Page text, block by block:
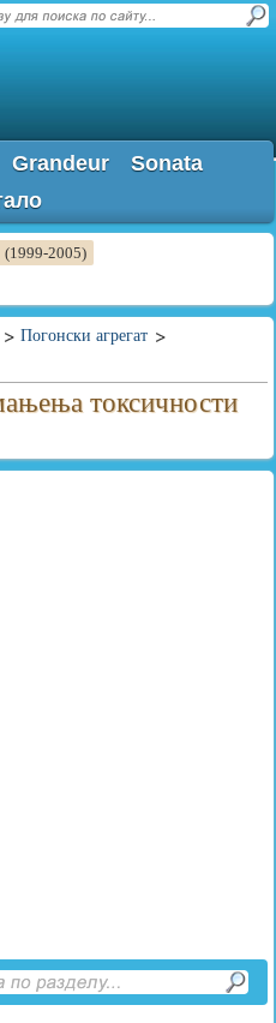
Grandeur
Sonata
(1999-2005)
Погонски агрегат
токсичности